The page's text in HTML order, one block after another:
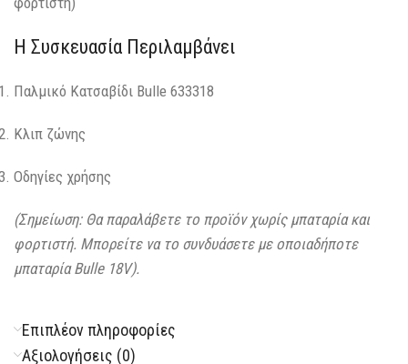
Η Συσκευασία Περιλαμβάνει
Παλμικό Κατσαβίδι Bulle 633318
Κλιπ ζώνης
Οδηγίες χρήσης
(Σημείωση: Θα παραλάβετε το προϊόν χωρίς μπαταρία και
φορτιστή. Μπορείτε να το συνδυάσετε με οποιαδήποτε
μπαταρία Bulle 18V).
Επιπλέον πληροφορίες
Αξιολογήσεις (0)